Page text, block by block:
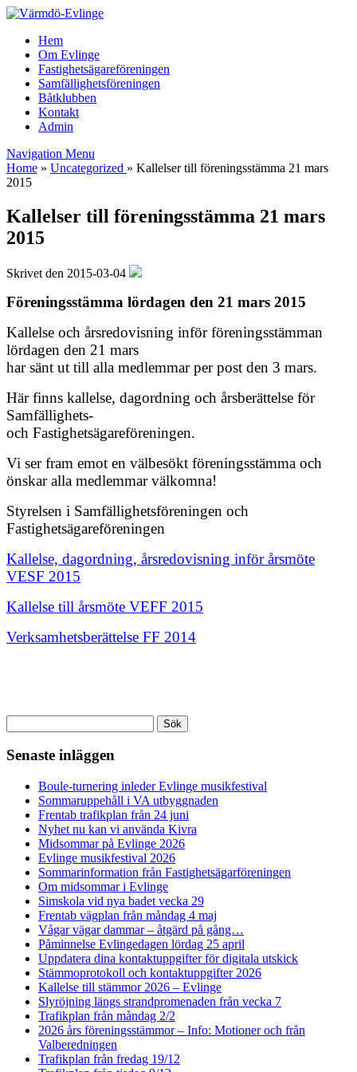
Hem
Om Evlinge
Fastighetsägareföreningen
Samfällighetsföreningen
Båtklubben
Kontakt
Admin
Navigation Menu
Home » Uncategorized » Kallelser till föreningsstämma 21 mars
2015
Kallelser till föreningsstämma 21 mars
2015
Skrivet den 2015-03-04
Föreningsstämma lördagen den 21 mars 2015
Kallelse och årsredovisning inför föreningsstämman
lördagen den 21 mars
har sänt ut till alla medlemmar per post den 3 mars.
Här finns kallelse, dagordning och årsberättelse för
Samfällighets-
och Fastighetsägareföreningen.
Vi ser fram emot en välbesökt föreningsstämma och
önskar alla medlemmar välkomna!
Styrelsen i Samfällighetsföreningen och
Fastighetsägareföreningen
Kallelse, dagordning, årsredovisning inför årsmöte
VESF 2015
Kallelse till årsmöte VEFF 2015
Verksamhetsberättelse FF 2014
efter:
Senaste inläggen
Boule-turnering inleder Evlinge musikfestival
Sommaruppehåll i VA utbyggnaden
Frentab trafikplan från 24 juni
Nyhet nu kan vi använda Kivra
Midsommar på Evlinge 2026
Evlinge musikfestival 2026
Sommarinformation från Fastighetsägarföreningen
Om midsommar i Evlinge
Simskola vid nya badet vecka 29
Frentab vägplan från måndag 4 maj
Vågar vägar dammar – åtgärd på gång…
Påminnelse Evlingedagen lördag 25 april
Uppdatera dina kontaktuppgifter för digitala utskick
Stämmoprotokoll och kontaktuppgifter 2026
Kallelse till stämmor 2026 – Evlinge
Slyröjning längs strandpromenaden från vecka 7
Trafikplan från måndag 2/2
2026 års föreningsstämmor – Info: Motioner och från
Valberedningen
Trafikplan från fredag 19/12